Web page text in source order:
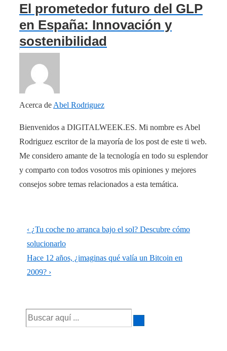
El prometedor futuro del GLP
en España: Innovación y
sostenibilidad
Acerca de Abel Rodriguez
Bienvenidos a DIGITALWEEK.ES. Mi nombre es Abel
Rodriguez escritor de la mayoría de los post de este ti web.
Me considero amante de la tecnología en todo su esplendor
y comparto con todos vosotros mis opiniones y mejores
consejos sobre temas relacionados a esta temática.
Navegación
de
entradas
La
entrada
anterior
es
‹ ¿Tu coche no arranca bajo el sol? Descubre cómo
solucionarlo
La
entrada
Hace 12 años, ¿imaginas qué valía un Bitcoin en
2009? ›
Buscar